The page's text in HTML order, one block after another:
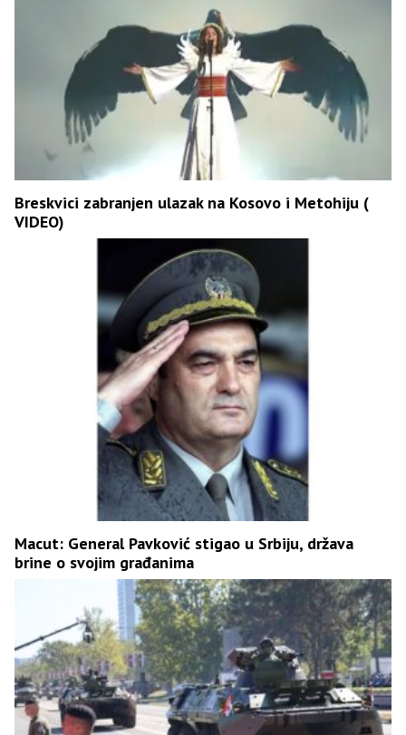
Breskvici zabranjen ulazak na Kosovo i Metohiju (
VIDEO)
Macut: General Pavković stigao u Srbiju, država
brine o svojim građanima